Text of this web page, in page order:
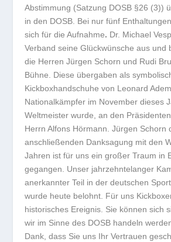
Abstimmung (Satzung DOSB §26 (3))
in den DOSB. Bei nur fünf
sich für die Aufnahme. Dr. Michael
Verband seine Glückwünsche aus und
die Herren Jürgen Schorn und Rudi
Bühne. Diese übergaben als
Kickboxhandschuhe von Leonard
Nationalkämpfer im November dieses
Weltmeister wurde, an den Präsidenten
Herrn Alfons Hörmann. Jürgen Schorn
anschließenden Danksagung mit den
Jahren ist für uns ein großer Traum in
gegangen. Unser jahrzehntelanger
anerkannter Teil in der deutschen
wurde heute belohnt. Für uns
historisches Ereignis. Sie können sich
wir im Sinne des DOSB handeln
Dank, dass Sie uns Ihr Vertrauen